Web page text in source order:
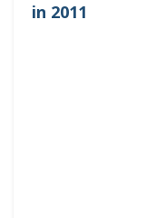
in 2011